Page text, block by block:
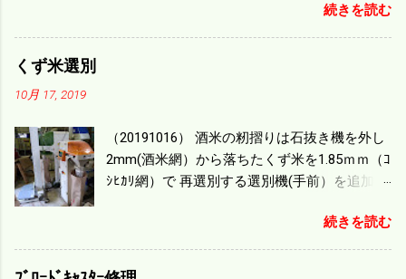
ｍ/min、4.32ｋｍ/hrになり 幅は約2ｍだから
0.864/haの作業能力がある。 実際は回転した
機の容量、籾摺りの能力などのバランスの問
題で 今の機種で満足している。 というより買
った時はまだ耕作面積が少なく手が出せ 無か
のがある。キャビン付きだから一度は乗って
みたいと思う。 町内では5条刈りの100㎰で作
業する人がいる。 秋作業は儲かるというのが
続きを読む
くず米選別
10月 17, 2019
（20191016） 酒米の籾摺りは石抜き機を外し
2mm(酒米網）から落ちたくず米を1.85ｍｍ（ｺ
ｼﾋｶﾘ網）で 再選別する選別機(手前）を追加す
ず米より2倍近い値段になる。 後で選別するの
には手間がかかるので 一度に選別するやり方
を随分前からこの方式にした。 今年は酒米30
続きを読む